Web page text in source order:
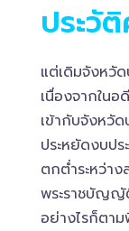
ประวั
แต่เดิมจังหวั
เนื่องจากใน
เข้ากับจังหวั
ประหยัดงบปร
ตกต่ำระหว่า
พระราชบัญญั
อย่างไรก็ตา